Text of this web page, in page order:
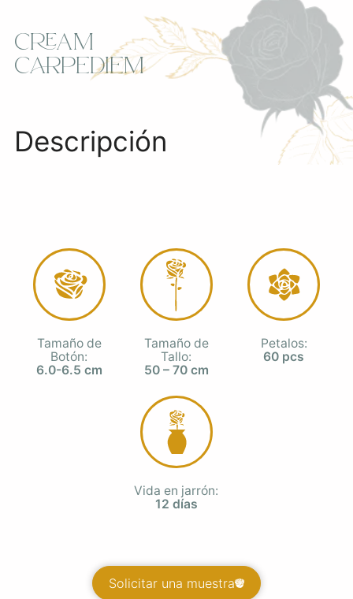
Cream
Carpediem
Descripción
Tamaño de
Botón:
6.0-6.5 cm
Tamaño de
Tallo:
50 – 70 cm
Petalos:
60 pcs
Vida en jarrón:
12 días
Solicitar una muestra